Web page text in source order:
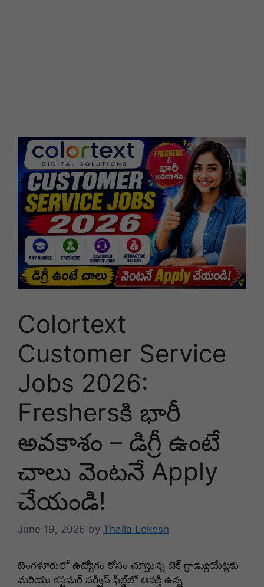
Colortext
Customer Service
Jobs 2026:
Freshersకి భారీ
అవకాశం – డిగ్రీ ఉంటే
చాలు వెంటనే Apply
చేయండి!
June 19, 2026 by Thalla Lokesh
బెంగళూరులో ఉద్యోగం కోసం చూస్తున్న టెక్ గ్రాడ్యుయేట్లకు
మరియు కస్టమర్ సర్వీస్ ఫీల్డ్‌లో ఆసక్తి ఉన్న